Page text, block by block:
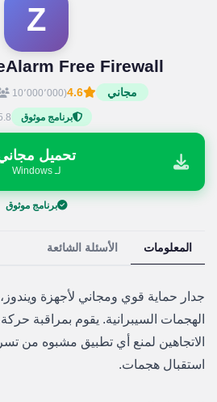
Z
Free Firewall
مجاني
4.6(10٬000٬000
برنامج موثوق
تحميل
لـ Windows
برنامج موثوق
المعلومات الأسئلة الشائعة
جدار حماية قوي ومجاني لأجهزة
الهجمات السيبرانية. يقوم بمراقبة
الاتجاهين لمنع أي تطبيق مشبوه من
استقبال هجمات.